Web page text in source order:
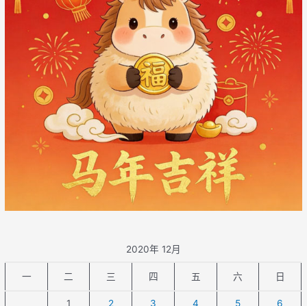
2020年 12月
一 二 三 四 五 六 日
1 2 3 4 5 6